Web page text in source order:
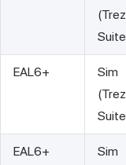
EAL6+
Sim
EAL6+
Sim